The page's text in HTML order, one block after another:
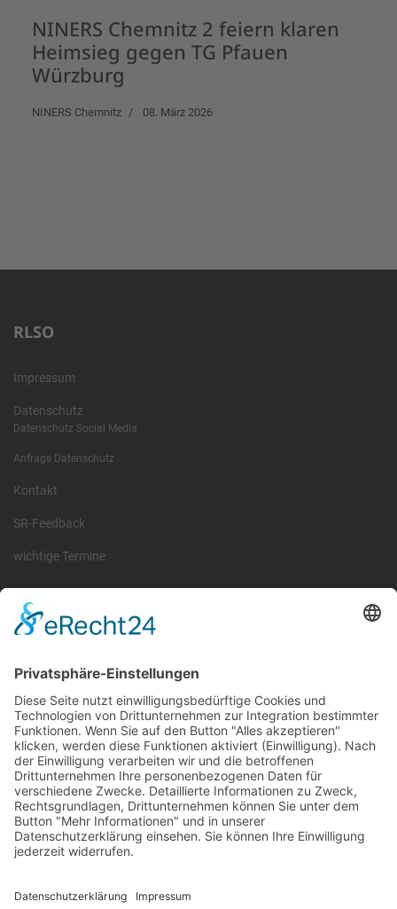
NINERS Chemnitz 2 feiern klaren
Heimsieg gegen TG Pfauen
Würzburg
NINERS Chemnitz 08. März 2026
RLSO
Impressum
Datenschutz
Datenschutz Social Media
Anfrage Datenschutz
Kontakt
SR-Feedback
wichtige Termine
Information
Sachsen und Thüringen. Er ist als eingetragener Verein tätig und
gleichzeitig Veranstalter der Spiele der Regionalliga in
verschiedenen Ligen.
Die RLSO ist jetzt auch erreichbar unter der Adresse
Wir betreiben ...